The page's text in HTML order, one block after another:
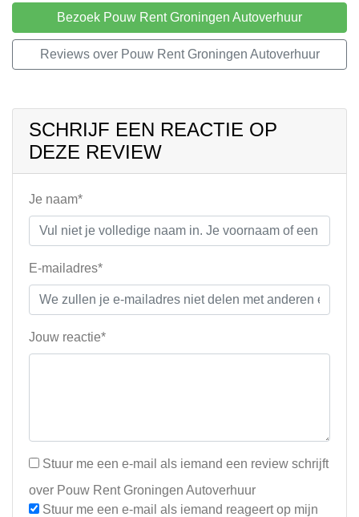
Bezoek Pouw Rent Groningen Autoverhuur
Reviews over Pouw Rent Groningen Autoverhuur
SCHRIJF EEN REACTIE OP
DEZE REVIEW
Je naam*
E-mailadres*
Jouw reactie*
Stuur me een e-mail als iemand een review schrijft
over Pouw Rent Groningen Autoverhuur
Stuur me een e-mail als iemand reageert op mijn